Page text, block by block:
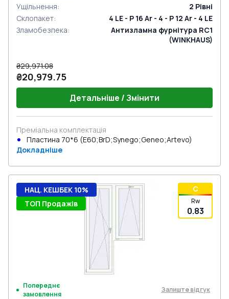
Ущільнення: 2 Рівні
Склопакет:
4 LE - P 16 Ar - 4 - P 12 Ar - 4 LE
Зламобезпека:
Антизламна фурнітура RC1
(WINKHAUS)
₴29,971.08
₴20,979.75
Детальніше / Змінити
Преміальна комплектація
Пластина 70*6 (E60;BrD;Synego;Geneo;Artevo)
Докладніше
C
Rw
0.83
НАЦ. КЕШБЕК 10%
ТОП Продажів
Попереднє
замовлення
Залиште відгук